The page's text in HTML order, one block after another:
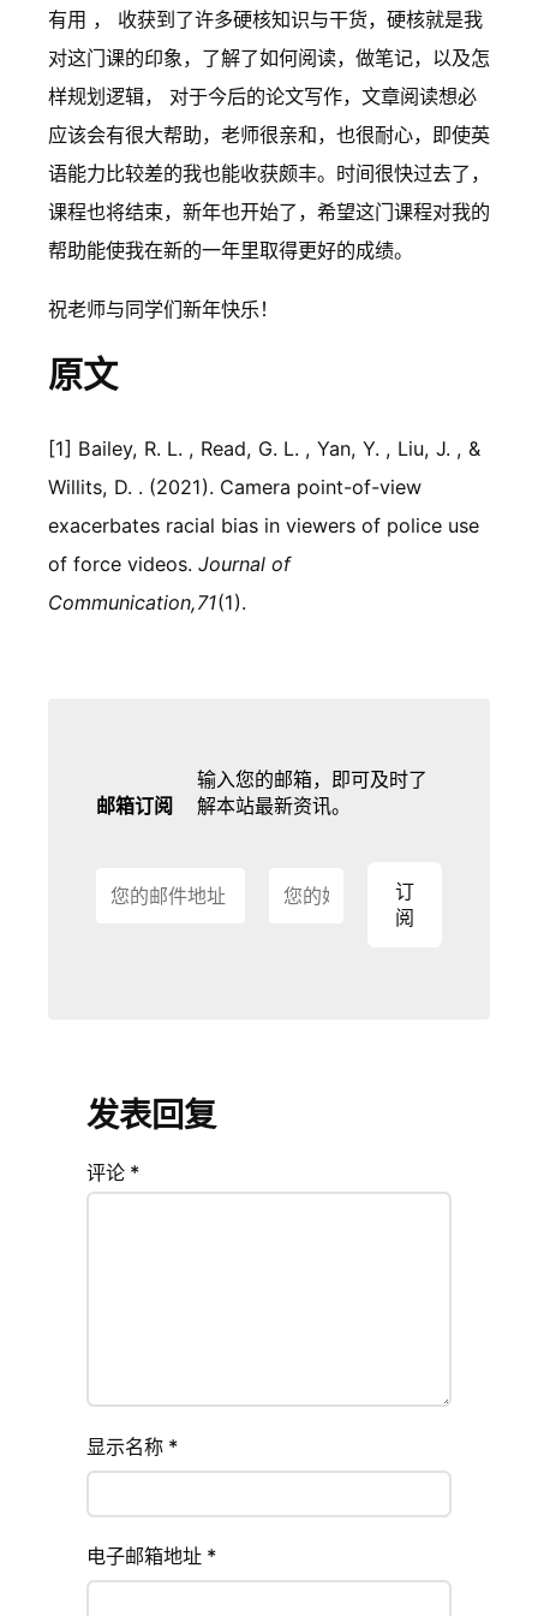
有用 ， 收获到了许多硬核知识与干货，硬核就是我
对这门课的印象，了解了如何阅读，做笔记，以及怎
样规划逻辑， 对于今后的论文写作，文章阅读想必
应该会有很大帮助，老师很亲和，也很耐心，即使英
语能力比较差的我也能收获颇丰。时间很快过去了，
课程也将结束，新年也开始了，希望这门课程对我的
帮助能使我在新的一年里取得更好的成绩。
祝老师与同学们新年快乐！
原文
[1] Bailey, R. L. , Read, G. L. , Yan, Y. , Liu, J. , &
Willits, D. . (2021). Camera point-of-view
exacerbates racial bias in viewers of police use
of force videos. Journal of
Communication,71(1).
邮箱订阅
输入您的邮箱，即可及时了
解本站最新资讯。
发表回复
评论 *
显示名称 *
电子邮箱地址 *